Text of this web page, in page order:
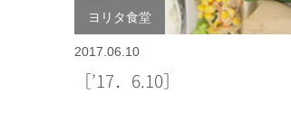
ヨリタ食堂
2017.06.10
［’17．6.10］